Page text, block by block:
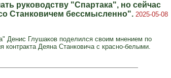
руководству "Спартака", но сейчас
Станковичем бессмысленно". 2025-05-08
Денис Глушаков поделился своим мнением по
контракта Деяна Станковича с красно-белыми.